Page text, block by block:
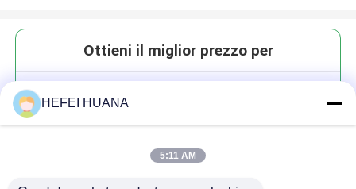
Ottieni il miglior prezzo per
HEFEI HUANA
5:11 AM